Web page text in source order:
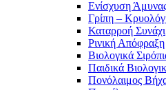
Ενίσχυση
Γρίπη –
Καταρροή Συνάχι
Ρινική Απόφραξη
Βιολογικά
Παιδικά
Πονόλαιμος